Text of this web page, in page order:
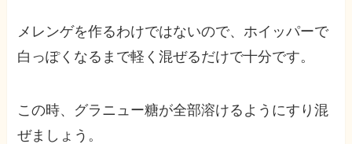
メレンゲを作るわけではないので、ホイッパーで
白っぽくなるまで軽く混ぜるだけで十分です。
この時、グラニュー糖が全部溶けるようにすり混
ぜましょう。